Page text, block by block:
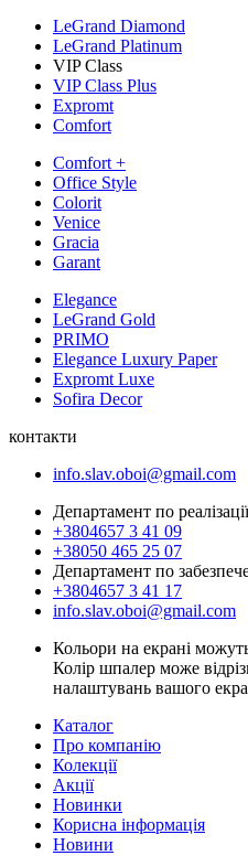
LeGrand Diamond
LeGrand Platinum
VIP Class
VIP Class Plus
Expromt
Comfort
Comfort +
Office Style
Colorit
Venice
Gracia
Garant
Elegance
LeGrand Gold
PRIMO
Elegance Luxury Paper
Expromt Luxe
Sofira Decor
контакти
info.slav.oboi@gmail.com
Департамент по
+3804657 3 41 09
+38050 465 25 07
Департамент по
+3804657 3 41 17
info.slav.oboi@gmail.com
Кольори на екрані
Колір шпалер може
налаштувань вашого
Каталог
Про компанію
Колекції
Акції
Новинки
Корисна інформація
Новини